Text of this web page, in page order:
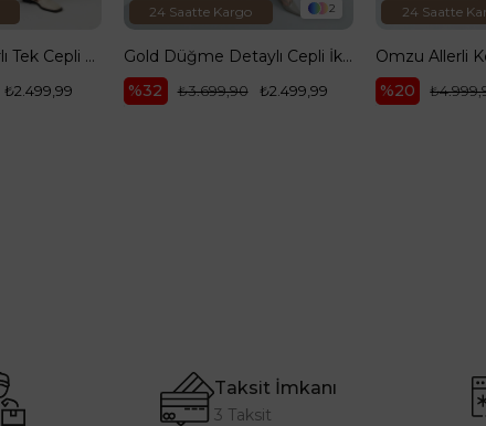
Gold Düğme Detaylı Cepli İkili Takım Haki 26YT616
₺2.499,99
1
24 Saatte Kargo
Omzu Allerli Kemerli Cepli Pantolonlu İkili Takım Vizon 26YT636
%20
₺3.999,99
₺4.999,99
24 Saatte
₺3.499,90
Taksit İmkanı
3 Taksit